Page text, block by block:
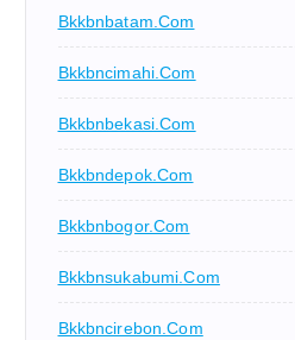
Bkkbnbatam.com
Bkkbncimahi.com
Bkkbnbekasi.com
Bkkbndepok.com
Bkkbnbogor.com
Bkkbnsukabumi.com
Bkkbncirebon.com